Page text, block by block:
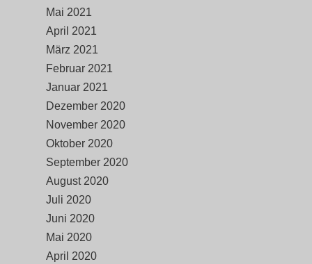
Mai 2021
April 2021
März 2021
Februar 2021
Januar 2021
Dezember 2020
November 2020
Oktober 2020
September 2020
August 2020
Juli 2020
Juni 2020
Mai 2020
April 2020